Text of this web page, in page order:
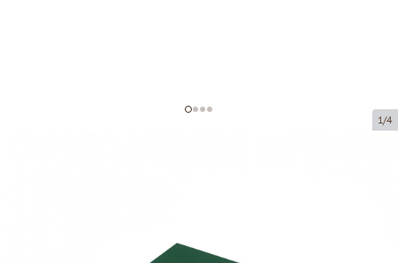
1/4